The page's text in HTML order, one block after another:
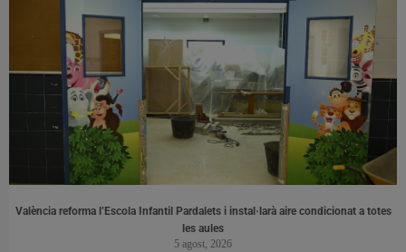
València reforma l’Escola Infantil Pardalets i instal·larà aire condicionat a totes
les aules
5 agost, 2026